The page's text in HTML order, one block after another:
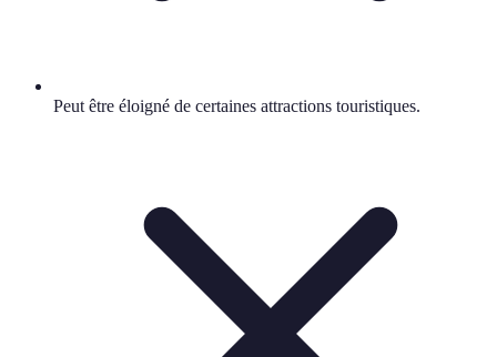
Peut être éloigné de certaines attractions touristiques.